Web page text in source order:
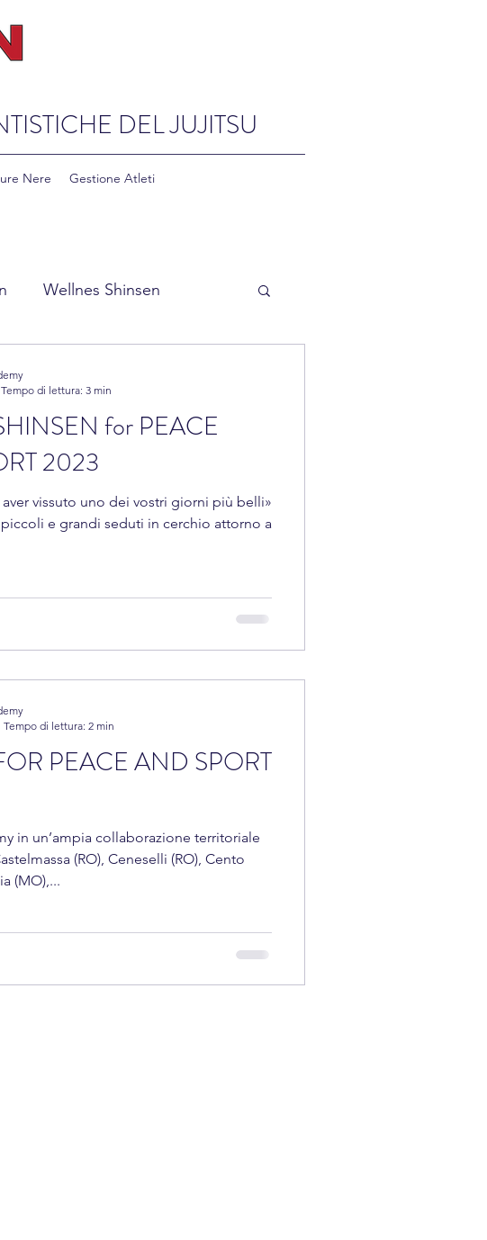
DEL JUJITSU
Nere Gestione Atleti
Wellnes Shinsen
for PEACE
2023
vissuto uno dei vostri giorni più belli»
piccoli e grandi seduti in cerchio attorno a
Tempo di lettura: 3 min
PEACE AND SPORT
in un’ampia collaborazione territoriale
(RO), Ceneselli (RO), Cento
(MO),...
Tempo di lettura: 2 min